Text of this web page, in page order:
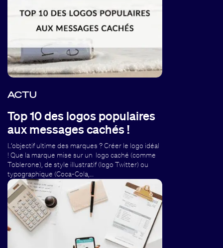
ACTU
Top 10 des logos populaires
aux messages cachés !
L’objectif ultime des marques ? Créer le logo idéal
! Que la marque mise sur un logo caché (comme
Toblerone), de style illustratif (logo Twitter) ou
typographique (Coca-Cola,…